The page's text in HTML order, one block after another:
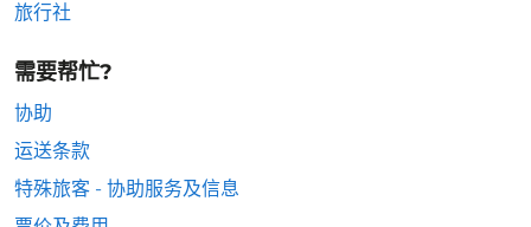
旅行社
需要帮忙?
协助
运送条款
特殊旅客 - 协助服务及信息